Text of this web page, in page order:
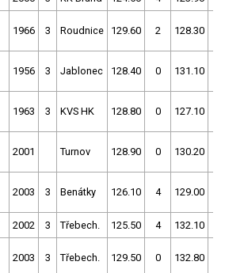
1966 3 Roudnice 129.60 2 128.30
1956 3 Jablonec 128.40 0 131.10
1963 3 KVS HK 128.80 0 127.10
2001 Turnov 128.90 0 130.20
2003 3 Benátky 126.10 4 129.00
2002 3 Třebech. 125.50 4 132.10
2003 3 Třebech. 129.50 0 132.80